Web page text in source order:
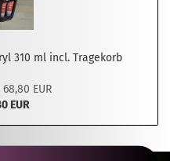
310 ml incl. Tragekorb
EUR
EUR